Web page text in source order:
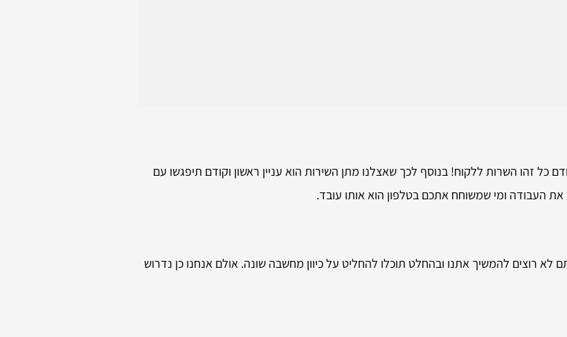
כל זהו השרות ללקוח! בנוסף לכך שאצלנו מתן השירות הוא עניין ראשון וקודם תיפגשו עם
את העבודה ומי שמשוחח אתכם בטלפון הוא אותו עובד.
רוצים להמשיך אתנו ובהחלט תוכלו להחליט על כיוון מחשבה שונה. אולם אנחנו כן נדרוש